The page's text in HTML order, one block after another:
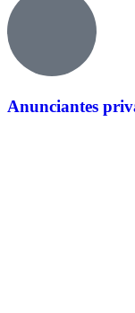
Anunciantes